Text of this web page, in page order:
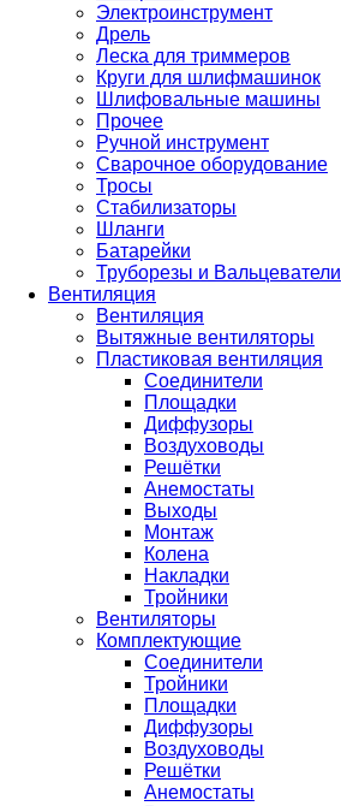
Электроинструмент
Дрель
Леска для триммеров
Круги для шлифмашинок
Шлифовальные машины
Прочее
Ручной инструмент
Сварочное оборудование
Тросы
Стабилизаторы
Шланги
Батарейки
Труборезы и Вальцеватели
Вентиляция
Вентиляция
Вытяжные вентиляторы
Пластиковая вентиляция
Соединители
Площадки
Диффузоры
Воздуховоды
Решётки
Анемостаты
Выходы
Монтаж
Колена
Накладки
Тройники
Вентиляторы
Комплектующие
Соединители
Тройники
Площадки
Диффузоры
Воздуховоды
Решётки
Анемостаты